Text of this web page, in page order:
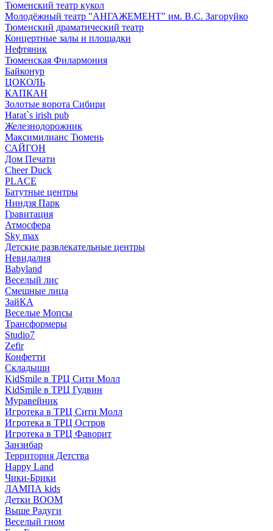
Тюменский театр кукол
Молодёжный театр "АНГАЖЕМЕНТ" им. В.С. Загоруйко
Тюменский драматический театр
Концертные залы и площадки
Нефтяник
Тюменская Филармония
Байконур
ЦОКОЛЬ
КАПКАН
Золотые ворота Сибири
Harat`s irish pub
Железнодорожник
Максимилианс Тюмень
САЙГОН
Дом Печати
Cheer Duck
PLACE
Батутные центры
Ниндзя Парк
Гравитация
Атмосфера
Sky max
Детские развлекательные центры
Невидалия
Babyland
Веселый лис
Смешные лица
ЗайКА
Веселые Мопсы
Трансформеры
Studio7
Zefir
Конфетти
Складыши
KidSmile в ТРЦ Сити Молл
KidSmile в ТРЦ Гудвин
Муравейник
Игротека в ТРЦ Сити Молл
Игротека в ТРЦ Остров
Игротека в ТРЦ Фаворит
Занзибар
Территория Детства
Happy Land
Чики-Брики
ЛАМПА kids
Детки BOOM
Выше Радуги
Веселый гном